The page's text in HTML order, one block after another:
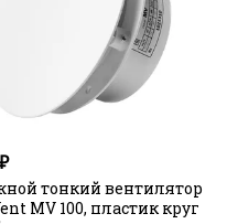
тонкий вентилятор
МV 100, пластик круг